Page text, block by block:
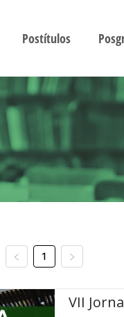
Postítulos
1
VII